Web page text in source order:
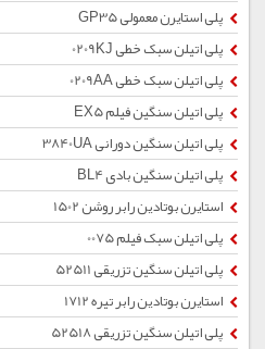
پلی استایرن معمولی GP35
پلی اتیلن سبک خطی 0209KJ
پلی اتیلن سبک خطی 0209AA
پلی اتیلن سنگین فیلم EX5
پلی اتیلن سنگین دورانی 3840UA
پلی اتیلن سنگین بادی BL4
استایرن بوتادین رابر روشن 1502
پلی اتیلن سبک فیلم 0075
پلی اتیلن سنگین تزریقی 52511
استایرن بوتادین رابر تیره 1712
پلی اتیلن سنگین تزریقی 52518